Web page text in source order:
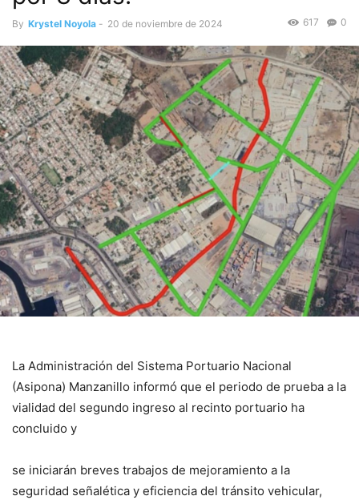
By Krystel Noyola - 20 de noviembre de 2024 0
617
La Administración del Sistema Portuario Nacional
(Asipona) Manzanillo informó que el periodo de prueba a la
vialidad del segundo ingreso al recinto portuario ha
concluido y
se iniciarán breves trabajos de mejoramiento a la
seguridad señalética y eficiencia del tránsito vehicular,